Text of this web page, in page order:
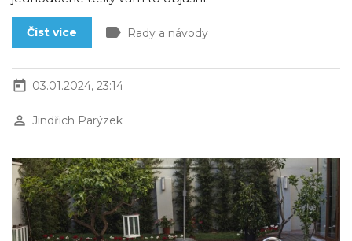
Číst více label Rady a návody
today 03.01.2024, 23:14
perm_identity Jindřich Parýzek